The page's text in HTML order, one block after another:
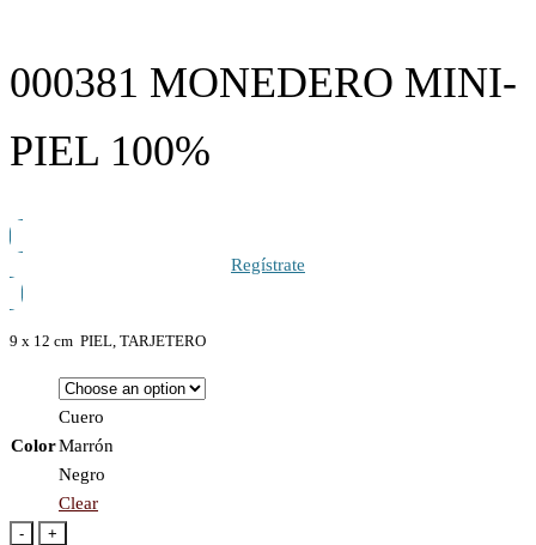
000381 MONEDERO MINI-
PIEL 100%
Regístrate
9 x 12 cm PIEL, TARJETERO
Color
Cuero
Marrón
Negro
Clear
- +